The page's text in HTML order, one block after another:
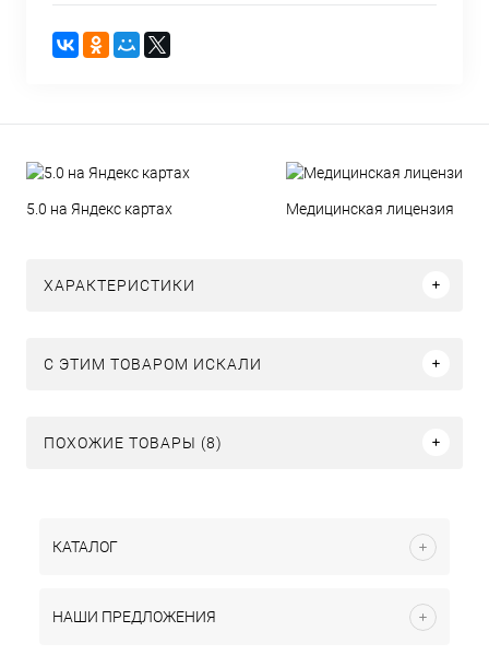
5.0 на Яндекс картах Медицинская лицензия
ХАРАКТЕРИСТИКИ
C ЭТИМ ТОВАРОМ ИСКАЛИ
ПОХОЖИЕ ТОВАРЫ (8)
КАТАЛОГ
НАШИ ПРЕДЛОЖЕНИЯ